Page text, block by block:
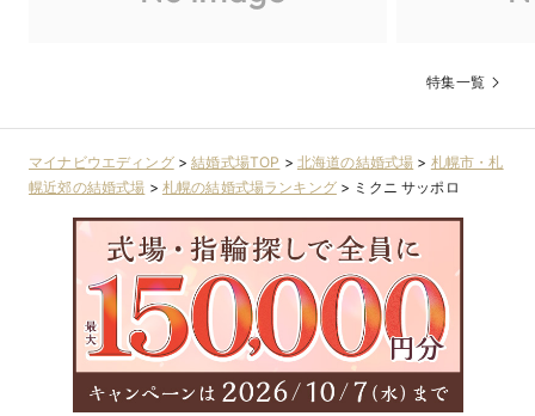
特集一覧
マイナビウエディング>結婚式場TOP > 北海道の結婚式場 > 札幌市・札
幌近郊の結婚式場 > 札幌の結婚式場ランキング> ミクニ サッポロ